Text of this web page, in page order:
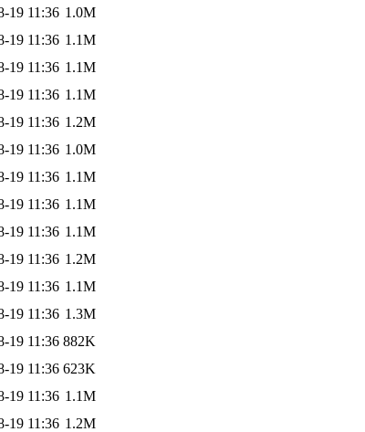
19 11:36 1.0M
19 11:36 1.1M
19 11:36 1.1M
19 11:36 1.1M
19 11:36 1.2M
19 11:36 1.0M
19 11:36 1.1M
19 11:36 1.1M
19 11:36 1.1M
19 11:36 1.2M
19 11:36 1.1M
19 11:36 1.3M
19 11:36 882K
19 11:36 623K
19 11:36 1.1M
19 11:36 1.2M